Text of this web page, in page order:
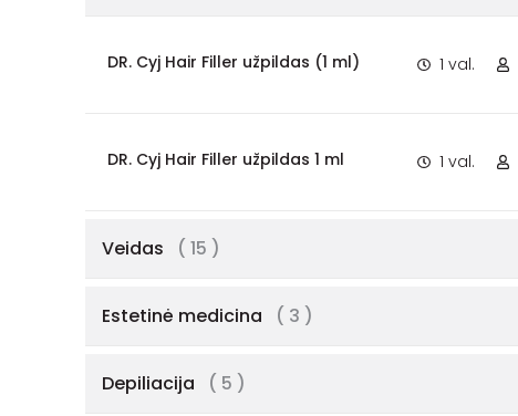
DR. Cyj Hair Filler užpildas (1 ml) 1 val.
DR. Cyj Hair Filler užpildas 1 ml 1 val.
Veidas ( 15 )
Estetinė medicina ( 3 )
Depiliacija ( 5 )